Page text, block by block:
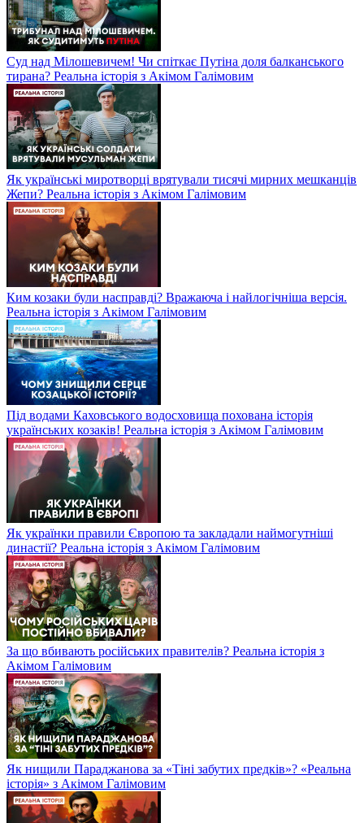
Суд над Мілошевичем! Чи спіткає Путіна доля балканського
тирана? Реальна історія з Акімом Галімовим
Як українські миротворці врятували тисячі мирних мешканців
Жепи? Реальна історія з Акімом Галімовим
Ким козаки були насправді? Вражаюча і найлогічніша версія.
Реальна історія з Акімом Галімовим
Під водами Каховського водосховища похована історія
українських козаків! Реальна історія з Акімом Галімовим
Як українки правили Європою та закладали наймогутніші
династії? Реальна історія з Акімом Галімовим
За що вбивають російських правителів? Реальна історія з
Акімом Галімовим
Як нищили Параджанова за «Тіні забутих предків»? «Реальна
історія» з Акімом Галімовим